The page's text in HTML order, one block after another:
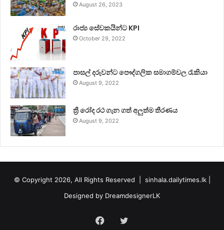
August 26, 2023
රාජ්‍ය සේවකයින්ට KPI
October 29, 2022
පාසල් දරුවන්ට පෞද්ගලික සමාගම්වල රැකියා
August 9, 2022
ත්‍රී රෝද රථ ගැන ගත් අලුත්ම තීරණය
August 9, 2022
© Copyright 2026, All Rights Reserved | sinhala.dailytimes.lk|
Designed by DreamdesignerLK
FacebookTwitter